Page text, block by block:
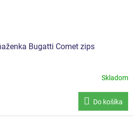
Bugatti Comet zips
Skladom
Do košíka